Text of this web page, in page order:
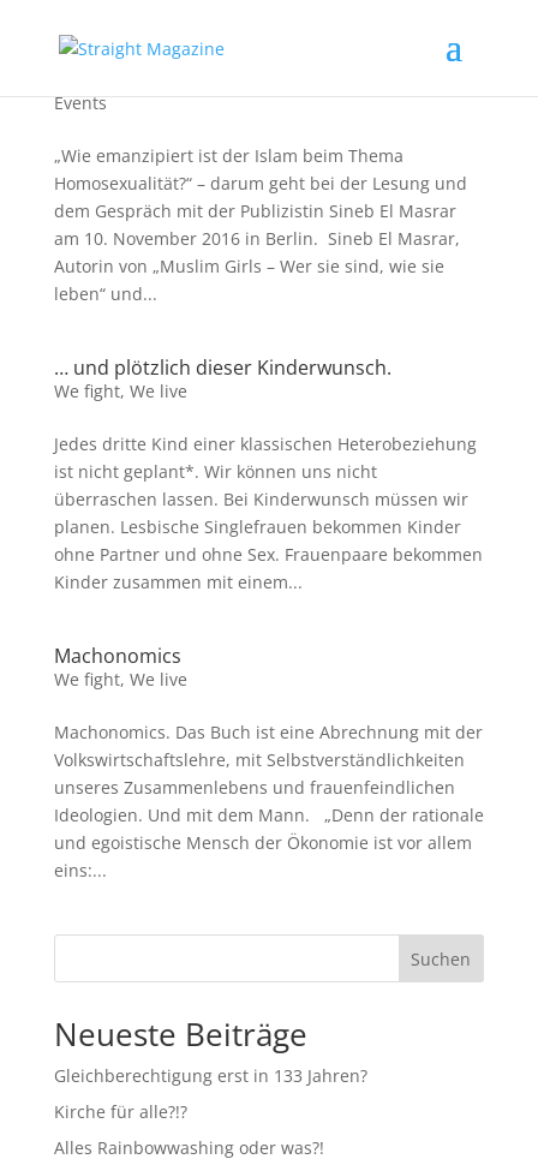
Events
„Wie emanzipiert ist der Islam beim Thema
Homosexualität?“ – darum geht bei der Lesung und
dem Gespräch mit der Publizistin Sineb El Masrar
am 10. November 2016 in Berlin. Sineb El Masrar,
Autorin von „Muslim Girls – Wer sie sind, wie sie
leben“ und...
… und plötzlich dieser Kinderwunsch.
We fight, We live
Jedes dritte Kind einer klassischen Heterobeziehung
ist nicht geplant*. Wir können uns nicht
überraschen lassen. Bei Kinderwunsch müssen wir
planen. Lesbische Singlefrauen bekommen Kinder
ohne Partner und ohne Sex. Frauenpaare bekommen
Kinder zusammen mit einem...
Machonomics
We fight, We live
Machonomics. Das Buch ist eine Abrechnung mit der
Volkswirtschaftslehre, mit Selbstverständlichkeiten
unseres Zusammenlebens und frauenfeindlichen
Ideologien. Und mit dem Mann. „Denn der rationale
und egoistische Mensch der Ökonomie ist vor allem
eins:...
Suchen
Neueste Beiträge
Gleichberechtigung erst in 133 Jahren?
Kirche für alle?!?
Alles Rainbowwashing oder was?!